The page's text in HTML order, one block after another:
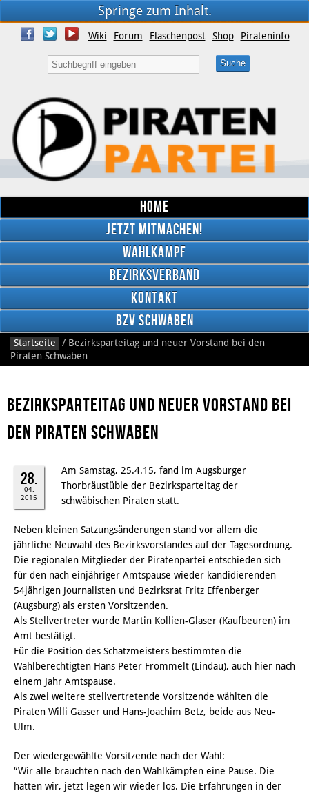
Springe zum Inhalt.
Facebook
Wiki Forum Flaschenpost Shop Pirateninfo
Home
Jetzt mitmachen!
Wahlkampf
Bezirksverband
Kontakt
BzV Schwaben
Startseite / Bezirksparteitag und neuer Vorstand bei den
Piraten Schwaben
Bezirksparteitag und neuer Vorstand bei
den Piraten Schwaben
28.
04.
2015
Am Samstag, 25.4.15, fand im Augsburger
Thorbräustüble der Bezirksparteitag der
schwäbischen Piraten statt.
Neben kleinen Satzungsänderungen stand vor allem die
jährliche Neuwahl des Bezirksvorstandes auf der Tagesordnung.
Die regionalen Mitglieder der Piratenpartei entschieden sich
für den nach einjähriger Amtspause wieder kandidierenden
54jährigen Journalisten und Bezirksrat Fritz Effenberger
(Augsburg) als ersten Vorsitzenden.
Als Stellvertreter wurde Martin Kollien-Glaser (Kaufbeuren) im
Amt bestätigt.
Für die Position des Schatzmeisters bestimmten die
Wahlberechtigten Hans Peter Frommelt (Lindau), auch hier nach
einem Jahr Amtspause.
Als zwei weitere stellvertretende Vorsitzende wählten die
Piraten Willi Gasser und Hans-Joachim Betz, beide aus Neu-
Ulm.
Der wiedergewählte Vorsitzende nach der Wahl:
“Wir alle brauchten nach den Wahlkämpfen eine Pause. Die
hatten wir, jetzt legen wir wieder los. Die Erfahrungen in der